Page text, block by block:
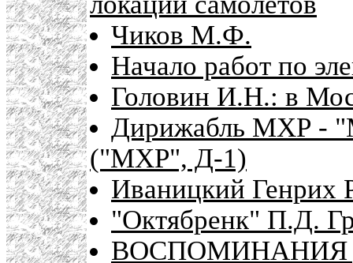
Чиков М.Ф.
Начало работ по
Головин И.Н.: в
Дирижабль МХР -
("МХР", Д-1)
Иваницкий Генрих
"Октябренк" П.Д.
ВОСПОМИНАНИЯ